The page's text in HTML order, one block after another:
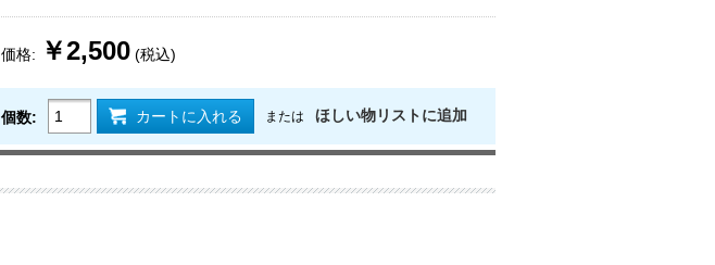
価格: ￥2,500 (税込)
個数: カートに入れる または ほしい物リストに追加